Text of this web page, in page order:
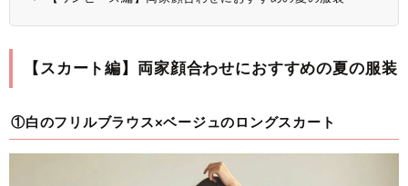
【スカート編】両家顔合わせにおすすめの夏の服装
①白のフリルブラウス×ベージュのロングスカート